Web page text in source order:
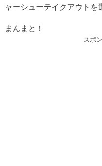
ャーシューテイクアウトを
まんまと！
スポ